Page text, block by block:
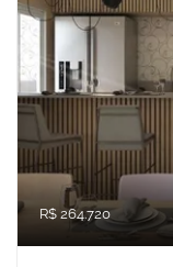
R$ 264.720